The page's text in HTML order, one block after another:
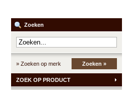
Zoeken
» Zoeken op merk Zoeken »
ZOEK OP PRODUCT